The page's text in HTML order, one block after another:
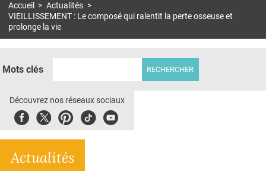
S'ABONNER À LA REVUE SOIN À DOMICILE
ACTUS
E-REVUE SAD
THÉMA
Accueil > Actualités >
VIEILLISSEMENT : Le composé qui ralentit la perte osseuse et
prolonge la vie
Mots clés
Découvrez nos réseaux sociaux
FacebookTwitterPinterest
TiktokYoubute
Actualités